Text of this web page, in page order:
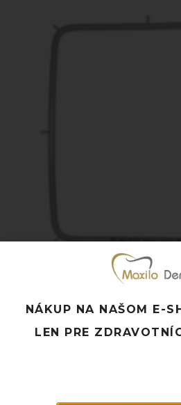
18,00€ s DPH
Do košíka
NÁKUP NA NAŠOM E-
LEN PRE